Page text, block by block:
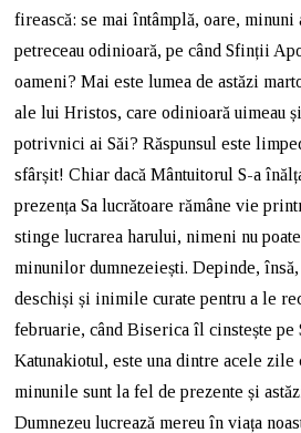
firească: se mai întâmplă, oare, minuni
petreceau odinioară, pe când Sfinții
oameni? Mai este lumea de astăzi
ale lui Hristos, care odinioară uimeau
potrivnici ai Săi? Răspunsul este
sfârșit! Chiar dacă Mântuitorul S-a
prezența Sa lucrătoare rămâne vie
stinge lucrarea harului, nimeni nu
minunilor dumnezeiești. Depinde,
deschiși și inimile curate pentru a le
februarie, când Biserica îl cinstește pe
Katunakiotul, este una dintre acele zile
minunile sunt la fel de prezente și
Dumnezeu lucrează mereu în viața